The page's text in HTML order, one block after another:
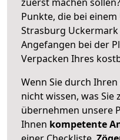
Punkte, die bei
Strasburg
Angefangen bei der
Verpacken Ihres
Wenn Sie durch
nicht wissen, was Sie
übernehmen unsere
Ihnen kompetente